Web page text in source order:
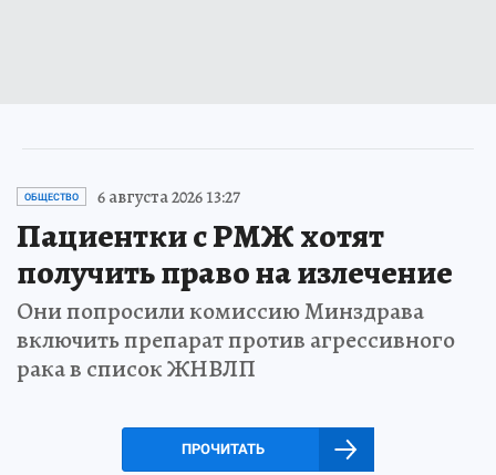
ОБЩЕСТВО 6 августа 2026 13:27
Пациентки с РМЖ хотят
получить право на излечение
Они попросили комиссию Минздрава
включить препарат против агрессивного
рака в список ЖНВЛП
ПРОЧИТАТЬ